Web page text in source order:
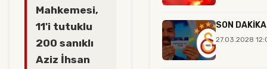
Mahkemesi,
11'i tutuklu
200 sanıklı
Aziz İhsan
SON
27.03.2028